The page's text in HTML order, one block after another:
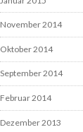
November 2014
Oktober 2014
September 2014
Februar 2014
Dezember 2013